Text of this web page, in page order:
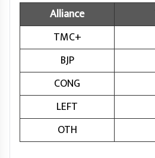
Alliance
TMC+
BJP
CONG
LEFT
OTH